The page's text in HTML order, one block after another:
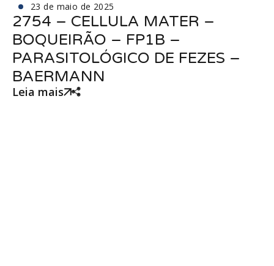
23 de maio de 2025
2754 – CELLULA MATER –
BOQUEIRÃO – FP1B –
PARASITOLÓGICO DE FEZES –
BAERMANN
Leia mais